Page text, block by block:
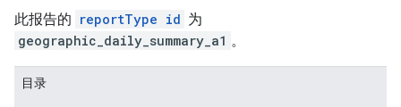
此报告的 reportType id 为
geographic_daily_summary_a1 。
目录